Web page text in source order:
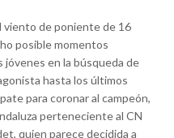
viento de poniente de 16
posible momentos
jóvenes en la búsqueda de
hasta los últimos
para coronar al campeón,
perteneciente al CN
quien parece decidida a